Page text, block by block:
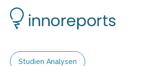
Studien Analysen